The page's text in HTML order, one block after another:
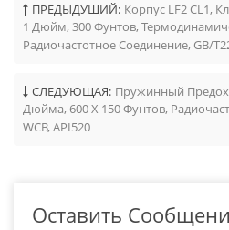
ПРЕДЫДУЩИЙ: Корпус LF2 CL1,
1 Дюйм, 300 Фунтов,
Радиочастотное Соединение, GB/
СЛЕДУЮЩАЯ: Пружинный
Дюйма, 600 X 150 Фунтов,
WCB, API520
Оставить